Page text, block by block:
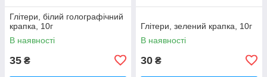
Глітери, білий голографічний
крапка, 10г
В наявності
35 ₴
Глітери, зелений крапка, 10г
В наявності
30 ₴